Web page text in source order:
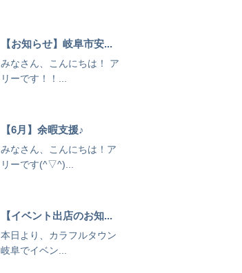
【お知らせ】岐阜市安...
みなさん、こんにちは！ ア
リーです！！...
【6月】余暇支援♪
みなさん、こんにちは！ア
リーです(^▽^)...
【イベント出店のお知...
本日より、カラフルタウン
岐阜でイベン...